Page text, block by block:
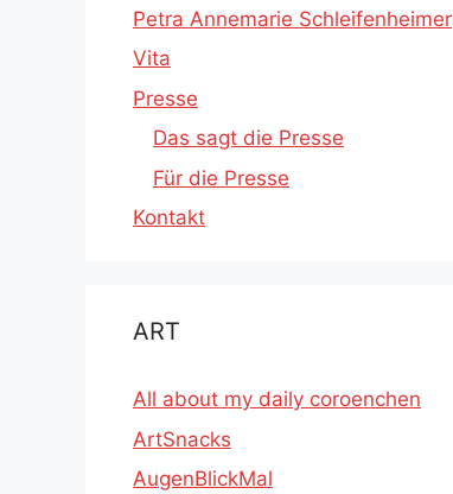
Petra Annemarie Schleifenheimer
Vita
Presse
Das sagt die Presse
Für die Presse
Kontakt
ART
All about my daily coroenchen
ArtSnacks
AugenBlickMal